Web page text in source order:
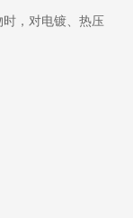
，对电镀、热压